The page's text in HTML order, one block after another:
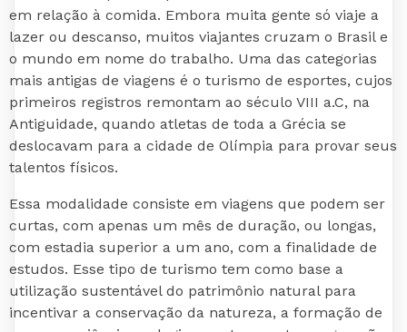
em relação à comida. Embora muita gente só viaje a
lazer ou descanso, muitos viajantes cruzam o Brasil e
o mundo em nome do trabalho. Uma das categorias
mais antigas de viagens é o turismo de esportes, cujos
primeiros registros remontam ao século VIII a.C, na
Antiguidade, quando atletas de toda a Grécia se
deslocavam para a cidade de Olímpia para provar seus
talentos físicos.
Essa modalidade consiste em viagens que podem ser
curtas, com apenas um mês de duração, ou longas,
com estadia superior a um ano, com a finalidade de
estudos. Esse tipo de turismo tem como base a
utilização sustentável do patrimônio natural para
incentivar a conservação da natureza, a formação de